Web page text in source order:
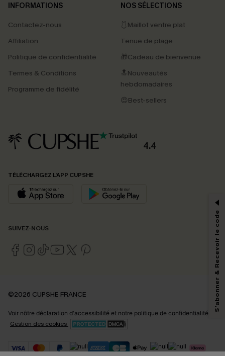
INFORMATIONS
Contactez-nous
Affiliation
Politique de confidentialité
Termes & Conditions
Programme de fidélité
NOS SÉLECTIONS
🩱Maillot ventre plat
Tenue de plage
🎁Cadeau de bienvenue
🔝Nouveautés
hebdomadaires
😍Best-sellers
4.4
TÉLÉCHARGEZ L’APP CUPSHE
SUIVEZ-NOUS
©2026 CUPSHE FRANCE
Voir nôtre déclaration d'accessibilité et notre politique de confidentialité.
Gestion des cookies
PROFITEZ DE -15%
-15% dès 2 Achetés par E-mail
En soumettant votre adresse e-mail, vous acceptez de recevoir des e-mails
marketing (y compris du contenu généré par l'IA) de Cupshe et
personnaliser nos contenus et nos offres, et de vous recommander des
Politique de
confidentialité. Vous pouvez vous désabonner à tout moment.
S'abonner & Recevoir le code